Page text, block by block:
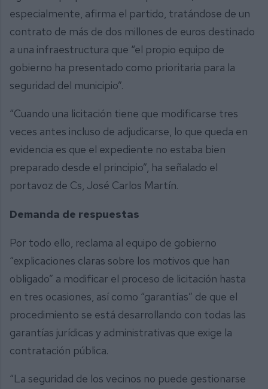
especialmente, afirma el partido, tratándose de un
contrato de más de dos millones de euros destinado
a una infraestructura que “el propio equipo de
gobierno ha presentado como prioritaria para la
seguridad del municipio”.
“Cuando una licitación tiene que modificarse tres
veces antes incluso de adjudicarse, lo que queda en
evidencia es que el expediente no estaba bien
preparado desde el principio”, ha señalado el
portavoz de Cs, José Carlos Martín.
Demanda de respuestas
Por todo ello, reclama al equipo de gobierno
“explicaciones claras sobre los motivos que han
obligado” a modificar el proceso de licitación hasta
en tres ocasiones, así como “garantías” de que el
procedimiento se está desarrollando con todas las
garantías jurídicas y administrativas que exige la
contratación pública.
“La seguridad de los vecinos no puede gestionarse